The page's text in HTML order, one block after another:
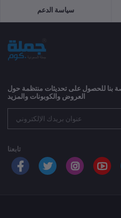
سياسة الدعم
بنا للحصول على تحديثات منتظمة حول
العروض والكوبونات والمزيد
تابعنا